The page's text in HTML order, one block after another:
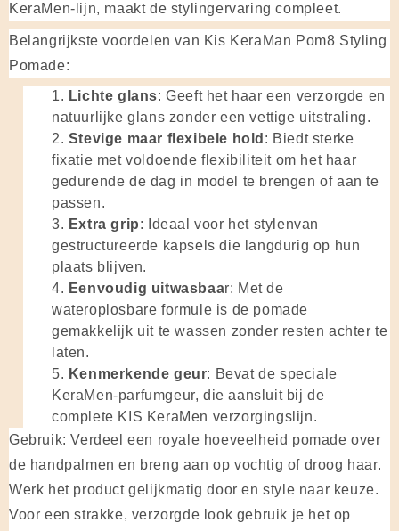
KeraMen-lijn, maakt de stylingervaring compleet.
Belangrijkste voordelen van Kis KeraMan Pom8 Styling
Pomade:
Lichte glans: Geeft het haar een verzorgde en
natuurlijke glans zonder een vettige uitstraling.
Stevige maar flexibele hold : Biedt sterke
fixatie met voldoende flexibiliteit om het haar
gedurende de dag in model te brengen of aan te
passen.
Extra grip: Ideaal voor het stylenvan
gestructureerde kapsels die langdurig op hun
plaats blijven.
Eenvoudig uitwasbaar: Met de
wateroplosbare formule is de pomade
gemakkelijk uit te wassen zonder resten achter te
laten.
Kenmerkende geur: Bevat de speciale
KeraMen-parfumgeur, die aansluit bij de
complete KIS KeraMen verzorgingslijn.
Gebruik: Verdeel een royale hoeveelheid pomade over
de handpalmen en breng aan op vochtig of droog haar.
Werk het product gelijkmatig door en style naar keuze.
Voor een strakke, verzorgde look gebruik je het op